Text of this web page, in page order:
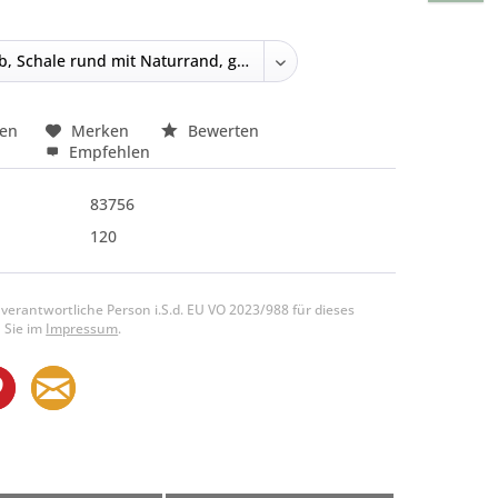
Merken
Bewerten
Empfehlen
83756
120
Person i.S.d. EU VO 2023/988 für dieses
im Impressum.